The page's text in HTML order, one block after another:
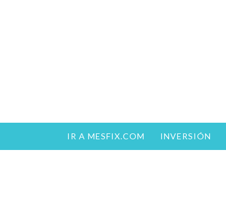
IR A MESFIX.COM INVERSIÓN